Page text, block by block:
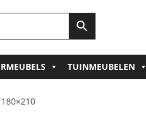
TUINMEUBELEN